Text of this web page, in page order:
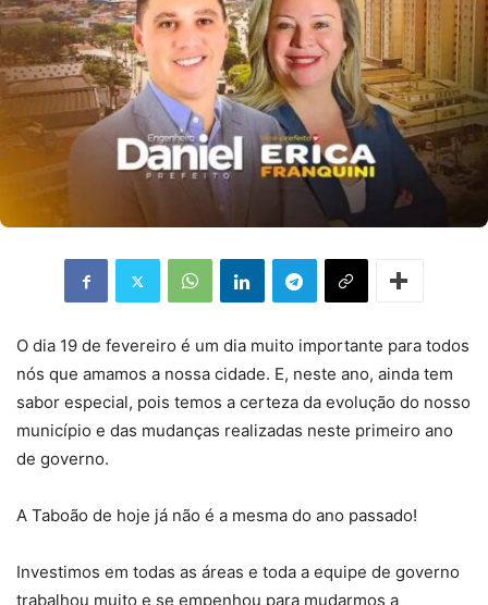
O dia 19 de fevereiro é um dia muito importante para todos
nós que amamos a nossa cidade. E, neste ano, ainda tem
sabor especial, pois temos a certeza da evolução do nosso
município e das mudanças realizadas neste primeiro ano
de governo.
A Taboão de hoje já não é a mesma do ano passado!
Investimos em todas as áreas e toda a equipe de governo
trabalhou muito e se empenhou para mudarmos a